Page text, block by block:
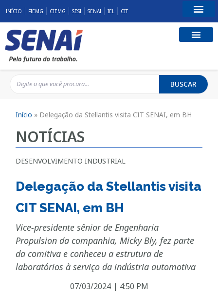
INÍCIO FIEMG CIEMG SESI SENAI IEL CIT
BUSCAR
Início » Delegação da Stellantis visita CIT SENAI, em BH
NOTÍCIAS
DESENVOLVIMENTO INDUSTRIAL
Delegação da Stellantis visita
CIT SENAI, em BH
Vice-presidente sênior de Engenharia
Propulsion da companhia, Micky Bly, fez parte
da comitiva e conheceu a estrutura de
laboratórios à serviço da indústria automotiva
07/03/2024 | 4:50 PM